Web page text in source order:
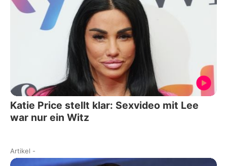
Katie Price stellt klar: Sexvideo mit Lee
war nur ein Witz
Artikel -